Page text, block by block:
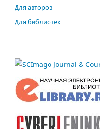
Для авторов
Для библиотек